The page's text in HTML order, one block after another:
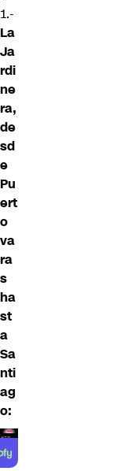
1.-
La
Ja
rdi
ne
ra,
de
sd
e
Pu
ert
o
va
ra
s
ha
st
a
Sa
nti
ag
o: